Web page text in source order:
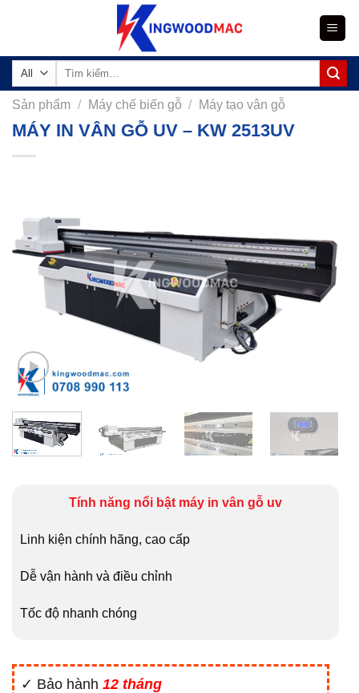
Tìm
Sản phẩm / Máy chế biến gỗ / Máy tạo vân gỗ
MÁY IN VÂN GỖ UV – KW 2513UV
Tính năng nổi bật máy in vân gỗ uv
Linh kiện chính hãng, cao cấp
Dễ vận hành và điều chỉnh
Tốc độ nhanh chóng
✓ Bảo hành 12 tháng